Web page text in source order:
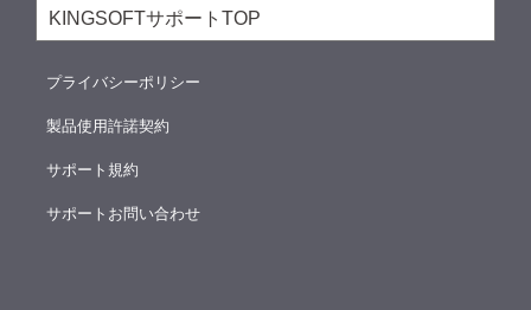
KINGSOFTサポートTOP
プライバシーポリシー
製品使用許諾契約
サポート規約
サポートお問い合わせ